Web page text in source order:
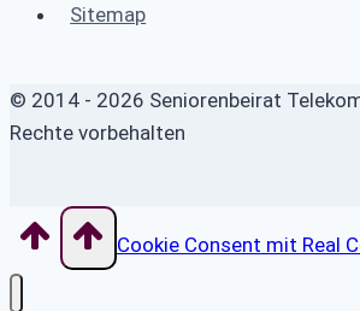
Sitemap
© 2014 - 2026 Seniorenbeirat
Rechte vorbehalten
Cookie Consent mit Real